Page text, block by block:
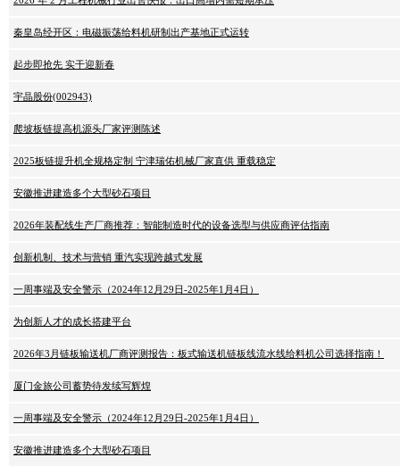
秦皇岛经开区：电磁振荡给料机研制出产基地正式运转
起步即抢先 实干迎新春
宇晶股份(002943)
爬坡板链提高机源头厂家评测陈述
2025板链提升机全规格定制 宁津瑞佑机械厂家直供 重载稳定
安徽推进建造多个大型砂石项目
2026年装配线生产厂商推荐：智能制造时代的设备选型与供应商评估指南
创新机制、技术与营销 重汽实现跨越式发展
一周事端及安全警示（2024年12月29日-2025年1月4日）
为创新人才的成长搭建平台
2026年3月链板输送机厂商评测报告：板式输送机链板‌线流水线给料机公司选择指南！
厦门金旅公司蓄势待发续写辉煌
一周事端及安全警示（2024年12月29日-2025年1月4日）
安徽推进建造多个大型砂石项目